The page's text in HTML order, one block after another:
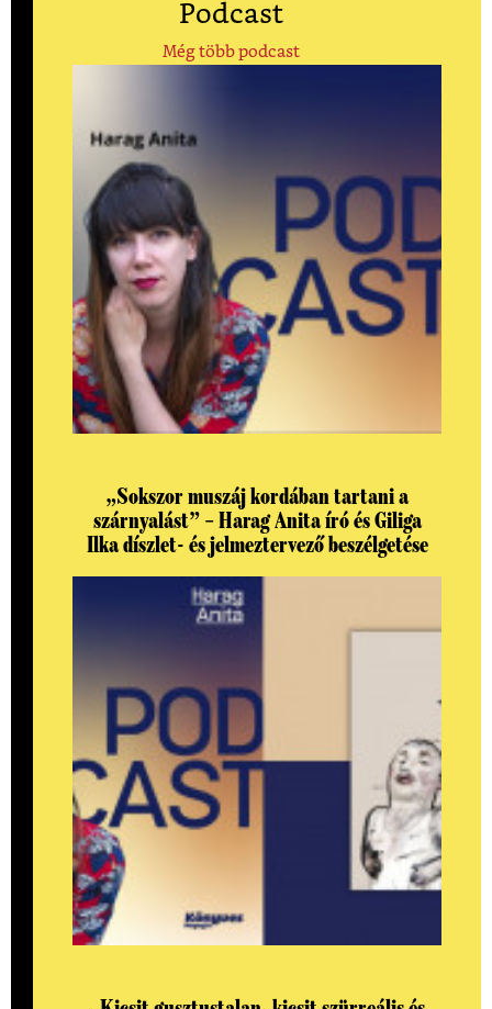
Podcast
Még több podcast
„Sokszor muszáj kordában tartani a
szárnyalást” – Harag Anita író és Giliga
Ilka díszlet- és jelmeztervező beszélgetése